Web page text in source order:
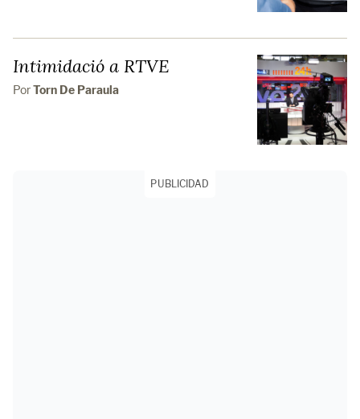
Intimidació a RTVE
PorTorn De Paraula
PUBLICIDAD